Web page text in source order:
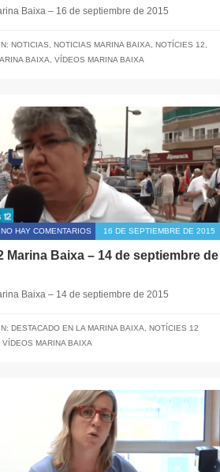
Baixa – 16 de septiembre de 2015
IN: NOTICIAS NOTICIAS MARINA BAIXA NOTÍCIES 12
BAIXA
VÍDEOS MARINA BAIXA
NO HAY COMENTARIOS 16 DE SEPTIEMBRE DE 2015
Marina Baixa – 14 de septiembre de
Baixa – 14 de septiembre de 2015
IN: DESTACADO EN LA MARINA BAIXA
NOTÍCIES 12
VÍDEOS MARINA BAIXA